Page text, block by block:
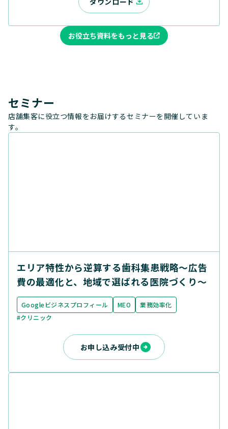
お役立ち資料をもっと見る
セミナー
店舗集客に役立つ情報をお届けするセミナーを開催していま
す。
エリア特性から逆算する歯科集患戦略〜広告
費の最適化と、地域で選ばれる医院づくり〜
Googleビジネスプロフィール MEO
業務効率化
#クリニック
お申し込み受付中